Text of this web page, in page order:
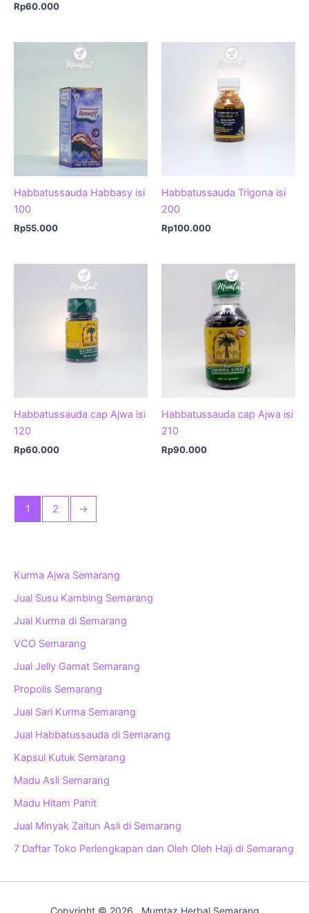
Rp60.000
Habbatussauda Habbasy isi
100
Rp55.000
Habbatussauda Trigona isi
200
Rp100.000
Habbatussauda cap Ajwa isi
120
Rp60.000
Habbatussauda cap Ajwa isi
210
Rp90.000
1 2 →
Kurma Ajwa Semarang
Jual Susu Kambing Semarang
Jual Kurma di Semarang
VCO Semarang
Jual Jelly Gamat Semarang
Propolis Semarang
Jual Sari Kurma Semarang
Jual Habbatussauda di Semarang
Kapsul Kutuk Semarang
Madu Asli Semarang
Madu Hitam Pahit
Jual Minyak Zaitun Asli di Semarang
7 Daftar Toko Perlengkapan dan Oleh Oleh Haji di Semarang